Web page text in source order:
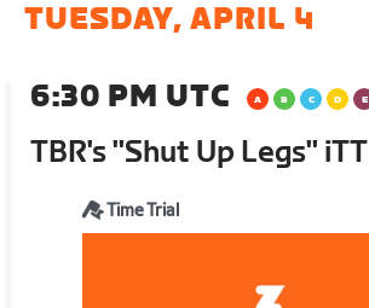
TUESDAY, APRIL 4
6:30 PM UTC
TBR's "Shut Up Legs" iTT
Time Trial